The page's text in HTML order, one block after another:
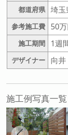
都道府県 埼玉
参考施工費 50
施工期間 1週
デザイナー 向
施工例写真一覧